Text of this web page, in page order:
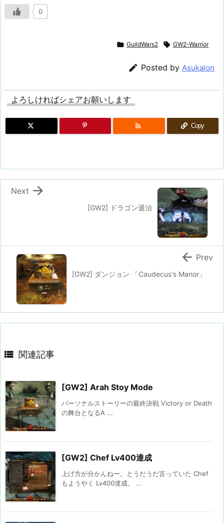
0
 GuildWars2  GW2-Warrior
 Posted by Asukalon
よろしければシェアお願いします
 Copy
[GW2] ドラゴン退治

Next
[GW2] ダンジョン 「Caudecus's Manor」
 Prev
 関連記事
[GW2] Arah Stoy Mode
パーソナルストーリーの最終決戦 Victory or Death
の舞台となるA ...
[GW2] Chef Lv400達成
上げ方が分かんねー。とうだうだ言っていた Chef
もようやく Lv400達成。 ...